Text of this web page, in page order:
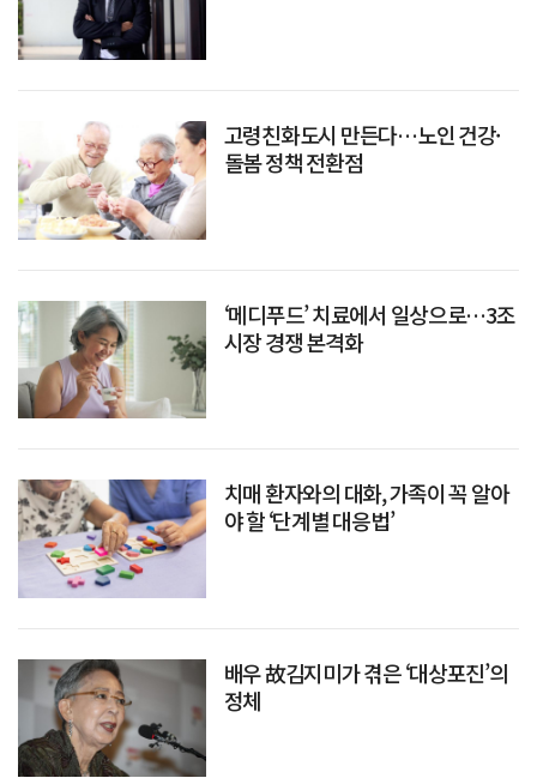
고령친화도시 만든다…노인 건강·
돌봄 정책 전환점
‘메디푸드’ 치료에서 일상으로…3조
시장 경쟁 본격화
치매 환자와의 대화, 가족이 꼭 알아
야 할 ‘단계별 대응법’
배우 故김지미가 겪은 ‘대상포진’의
정체